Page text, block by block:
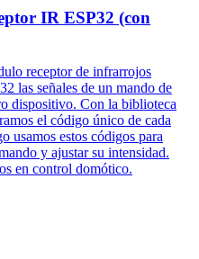
IR ESP32 (con
receptor de infrarrojos
las señales de un mando de
dispositivo. Con la biblioteca
el código único de cada
usamos estos códigos para
y ajustar su intensidad.
en control domótico.